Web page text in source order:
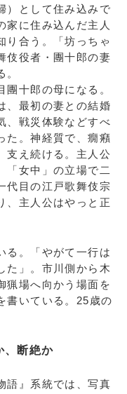
として住み込みで
家に住み込んだ主人
り合う。「坊っちゃ
伎役者・團十郎の妻
十郎の母になる。
、最初の妻との結婚
、戦災体験などすべ
た。神経質で、癇癪
支え続ける。主人公
「女中」の立場で二
代目の江戸歌舞伎宗
、主人公はやっと正
る。「やがて一行は
た」。市川側から木
猟場へ向かう場面を
書いている。25歳の
、断絶か
語』系統では、写真